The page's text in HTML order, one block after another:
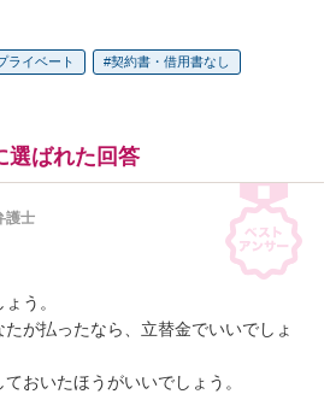
ライベート 契約書・借用書なし
選ばれた回答
護士
う。
が払ったなら、立替金でいいでしょ
おいたほうがいいでしょう。